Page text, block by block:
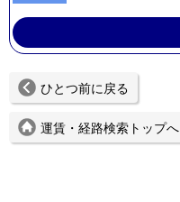
ひとつ前に戻る
運賃・経路検索トップへ